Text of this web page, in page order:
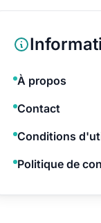
À propos
Contact
Conditions
Politique de